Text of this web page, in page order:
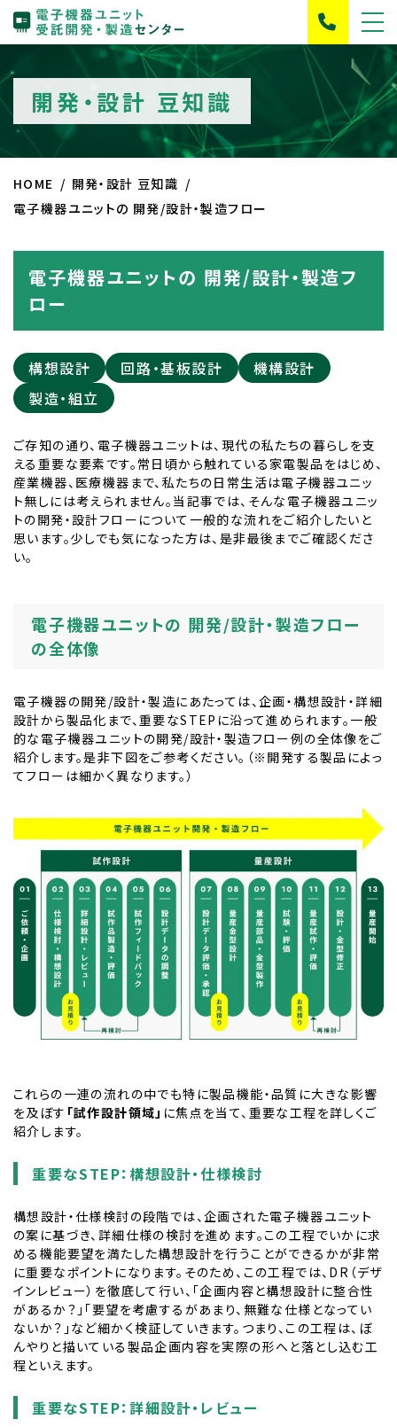
開発・設計 豆知識
HOME
開発・設計 豆知識
電子機器ユニットの 開発/設計・製造フロー
電子機器ユニットの 開発/設計・製造フ
ロー
構想設計 回路・基板設計
機構設計
製造・組立
ご存知の通り、電子機器ユニットは、現代の私たちの暮らしを支
える重要な要素です。常日頃から触れている家電製品をはじめ、
産業機器、医療機器まで、私たちの日常生活は電子機器ユニッ
ト無しには考えられません。当記事では、そんな電子機器ユニッ
トの開発・設計フローについて一般的な流れをご紹介したいと
思います。少しでも気になった方は、是非最後までご確認くださ
い。
電子機器ユニットの 開発/設計・製造フロー
の全体像
電子機器の開発/設計・製造にあたっては、企画・構想設計・詳細
設計から製品化まで、重要なSTEPに沿って進められます。一般
的な電子機器ユニットの開発/設計・製造フロー例の全体像をご
紹介します。是非下図をご参考ください。（※開発する製品によっ
てフローは細かく異なります。）
これらの一連の流れの中でも特に製品機能・品質に大きな影響
を及ぼす 「試作設計領域」 に焦点を当て、重要な工程を詳しくご
紹介します。
重要なSTEP：構想設計・仕様検討
構想設計・仕様検討の段階では、企画された電子機器ユニット
の案に基づき、詳細仕様の検討を進めます。この工程でいかに求
める機能要望を満たした構想設計を行うことができるかが非常
に重要なポイントになります。そのため、この工程では、DR（デザ
インレビュー）を徹底して行い、「企画内容と構想設計に整合性
があるか？」「要望を考慮するがあまり、無難な仕様となってい
ないか？」など細かく検証していきます。つまり、この工程は、ぼ
んやりと描いている製品企画内容を実際の形へと落とし込む工
程といえます。
重要なSTEP：詳細設計・レビュー